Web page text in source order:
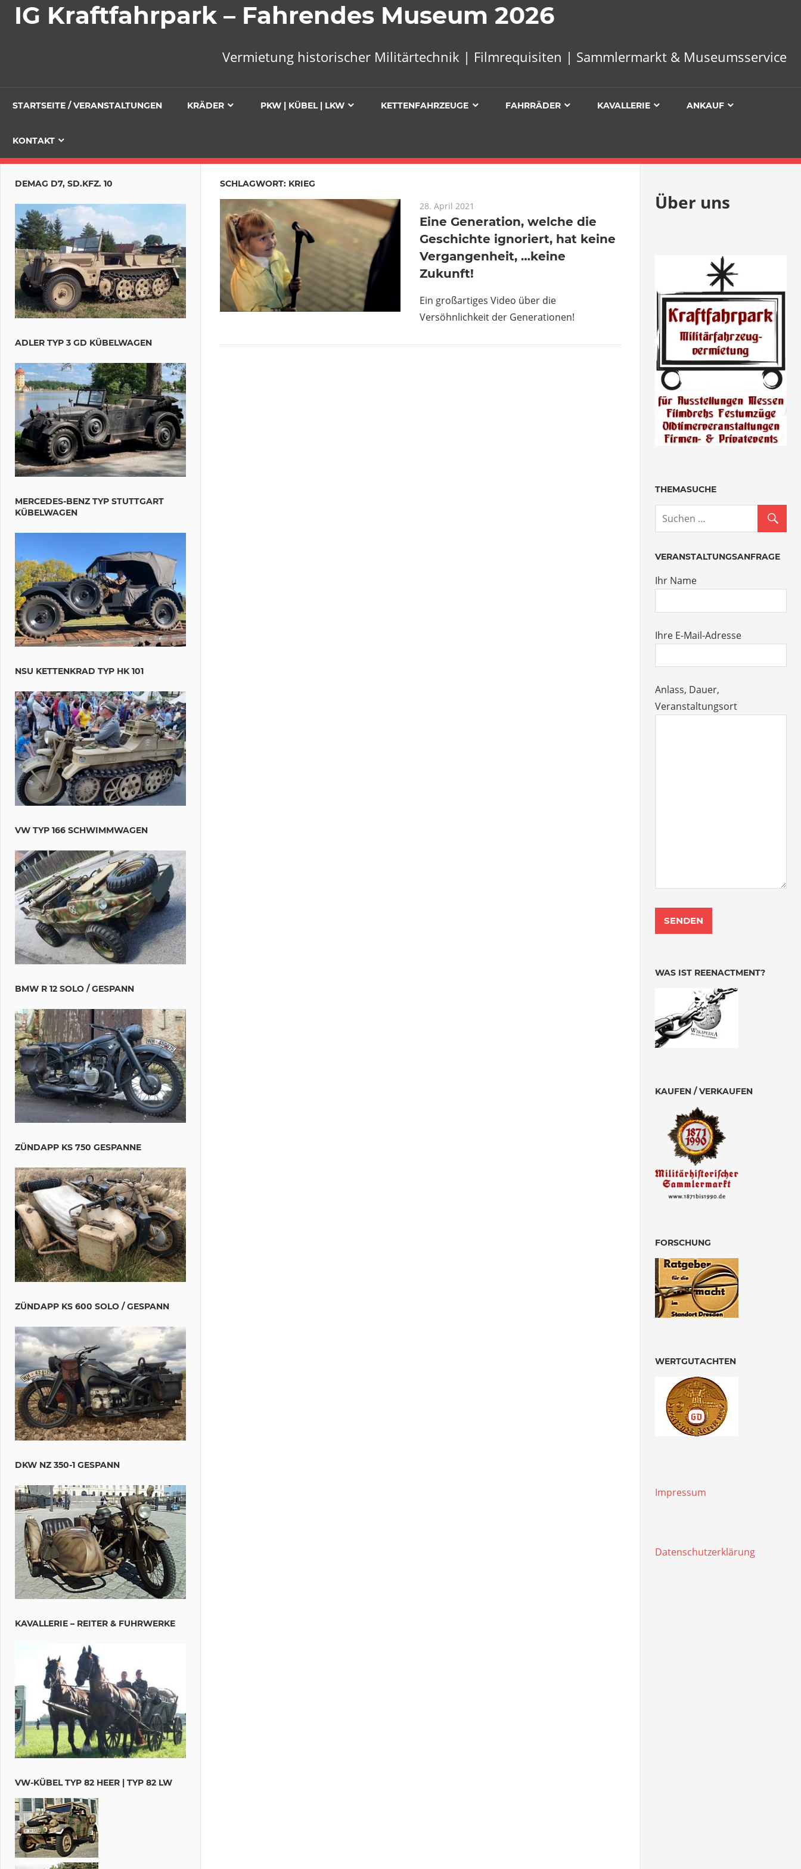
IG Kraftfahrpark – Fahrendes Museum 2026
Vermietung historischer Militärtechnik | Filmrequisiten | Sammlermarkt & Museumsservice
STARTSEITE / VERANSTALTUNGEN KRÄDER PKW | KÜBEL | LKW KETTENFAHRZEUGE FAHRRÄDER KAVALLERIE ANKAUF
KONTAKT
SCHLAGWORT: KRIEG
28. April 2021
Eine Generation, welche die
Geschichte ignoriert, hat keine
Vergangenheit, …keine
Zukunft!
Ein großartiges Video über die
Versöhnlichkeit der Generationen!
DEMAG D7, SD.KFZ. 10
ADLER TYP 3 GD KÜBELWAGEN
MERCEDES-BENZ TYP STUTTGART
KÜBELWAGEN
NSU KETTENKRAD TYP HK 101
VW TYP 166 SCHWIMMWAGEN
BMW R 12 SOLO / GESPANN
ZÜNDAPP KS 750 GESPANNE
ZÜNDAPP KS 600 SOLO / GESPANN
DKW NZ 350-1 GESPANN
KAVALLERIE – REITER & FUHRWERKE
VW-KÜBEL TYP 82 HEER | TYP 82 LW
Über uns
THEMASUCHE
VERANSTALTUNGSANFRAGE
Ihr Name
Ihre E-Mail-Adresse
Anlass, Dauer,
Veranstaltungsort
WAS IST REENACTMENT?
KAUFEN / VERKAUFEN
FORSCHUNG
WERTGUTACHTEN
Impressum
Datenschutzerklärung